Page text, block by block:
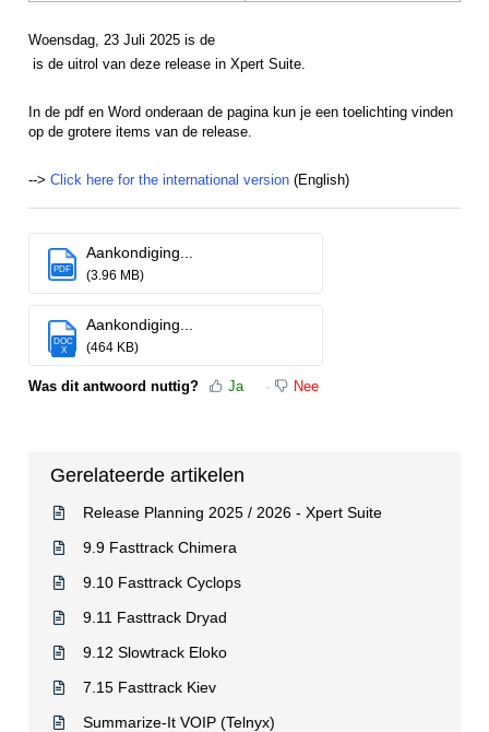
Woensdag, 23 Juli 2025 is de
is de uitrol van deze release in Xpert Suite.
In de pdf en Word onderaan de pagina kun je een toelichting vinden
op de grotere items van de release.
--> Click here for the international version (English)
PDF
Aankondiging...
(3.96 MB)
DOC
X
Aankondiging...
(464 KB)
Was dit antwoord nuttig? Ja Nee
Gerelateerde artikelen
Release Planning 2025 / 2026 - Xpert Suite
9.9 Fasttrack Chimera
9.10 Fasttrack Cyclops
9.11 Fasttrack Dryad
9.12 Slowtrack Eloko
7.15 Fasttrack Kiev
Summarize-It VOIP (Telnyx)